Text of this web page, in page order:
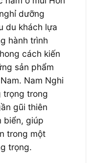
dưỡng
du khách lựa
hành trình
cách kiến
sản phẩm
Nam Nghi
trọng trong
gũi thiên
biển, giúp
trong một
trọng.